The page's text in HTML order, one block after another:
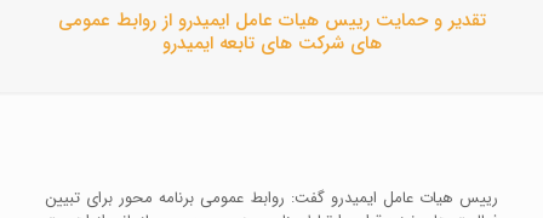
تقدیر و حمایت رییس هیات عامل ایمیدرو از روابط عمومی
های شرکت های تابعه ایمیدرو
رییس هیات عامل ایمیدرو گفت: روابط عمومی برنامه محور برای تبیین